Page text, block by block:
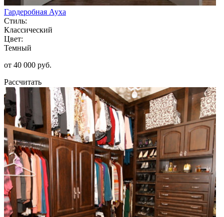
Гардеробная Ауха
Стиль:
Классический
Цвет:
Темный
от 40 000 руб.
Рассчитать